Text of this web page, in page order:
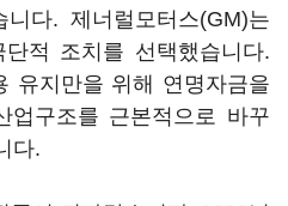
다. 제너럴모터스(GM)는
적 조치를 선택했습니다.
유지만을 위해 연명자금을
업구조를 근본적으로 바꾸
다.